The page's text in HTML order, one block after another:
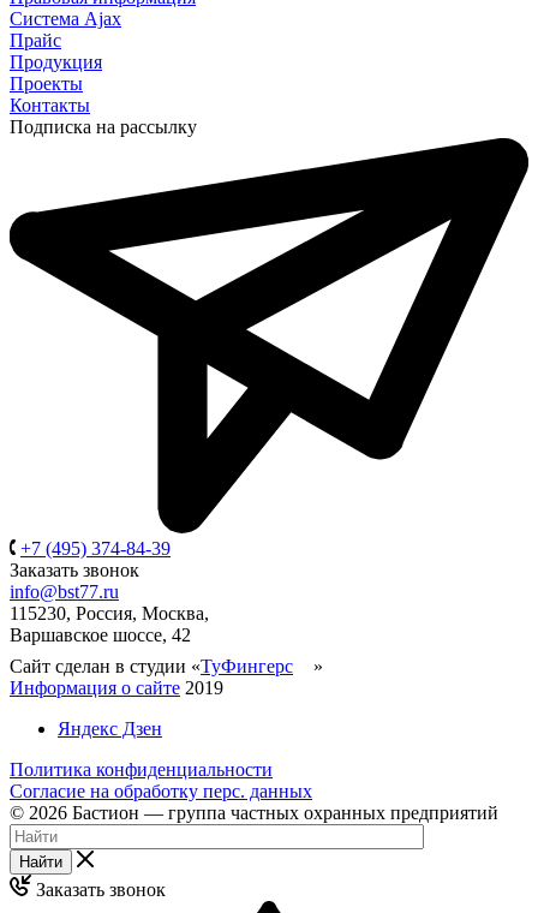
Сиcтема Ajax
Прайс
Продукция
Проекты
Контакты
Подписка на рассылку
+7 (495) 374-84-39
Заказать звонок
info@bst77.ru
115230, Россия, Москва,
Варшавское шоссе, 42
Сайт сделан в студии «ТуФингерс
»
Информация о сайте 2019
Яндекс Дзен
Политика конфиденциальности
Согласие на обработку перс. данных
© 2026 Бастион — группа частных охранных предприятий
Найти
Заказать звонок